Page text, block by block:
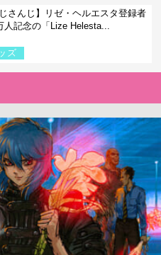
じさんじ】リゼ・ヘルエスタ登録者
人記念の「Lize Helesta...
ズ